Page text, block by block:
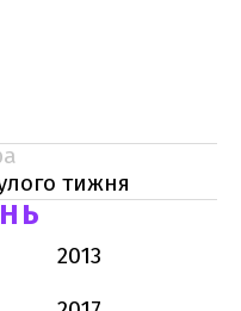
тижня
2013